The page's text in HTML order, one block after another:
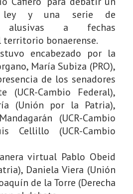
ley y una serie de
alusivas a fechas
bonaerense.
encabezado por la
María Subiza (PRO),
de los senadores
(UCR-Cambio Federal),
(Unión por la Patria),
(UCR-Cambio
Cellillo (UCR-Cambio
virtual Pablo Obeid
Daniela Viera (Unión
de la Torre (Derecha